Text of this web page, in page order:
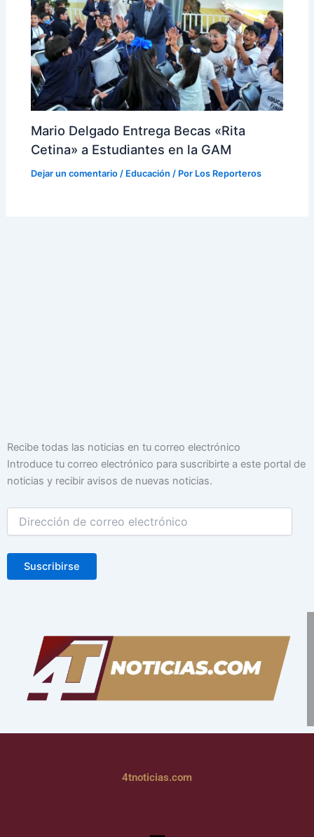
Mario Delgado Entrega Becas «Rita
Cetina» a Estudiantes en la GAM
Dejar un comentario / Educación / Por Los Reporteros
Recibe todas las noticias en tu correo electrónico
Introduce tu correo electrónico para suscribirte a este portal de
noticias y recibir avisos de nuevas noticias.
Dirección
de
electrónico
Suscribirse
4tnoticias.com